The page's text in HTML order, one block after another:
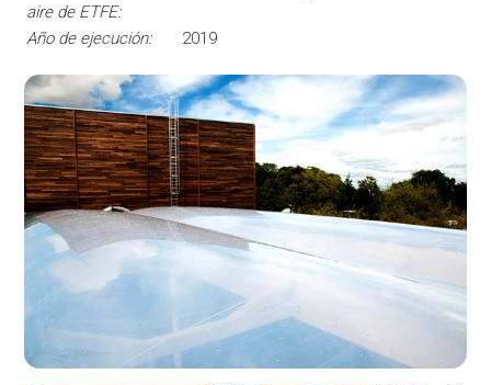
aire de ETFE:
Año de ejecución: 2019